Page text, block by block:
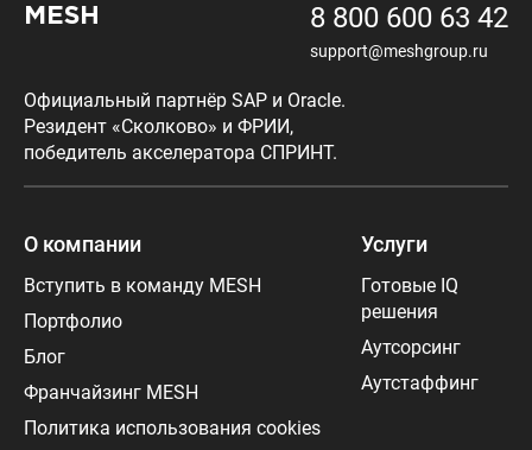
MESH 8 800 600 63 42
support@meshgroup.ru
Официальный партнёр SAP и Oracle.
Резидент «Сколково» и ФРИИ,
победитель акселератора СПРИНТ.
О компании
Вступить в команду MESH
Портфолио
Блог
Франчайзинг MESH
Политика использования cookies
Услуги
Готовые IQ
решения
Аутсорсинг
Аутстаффинг